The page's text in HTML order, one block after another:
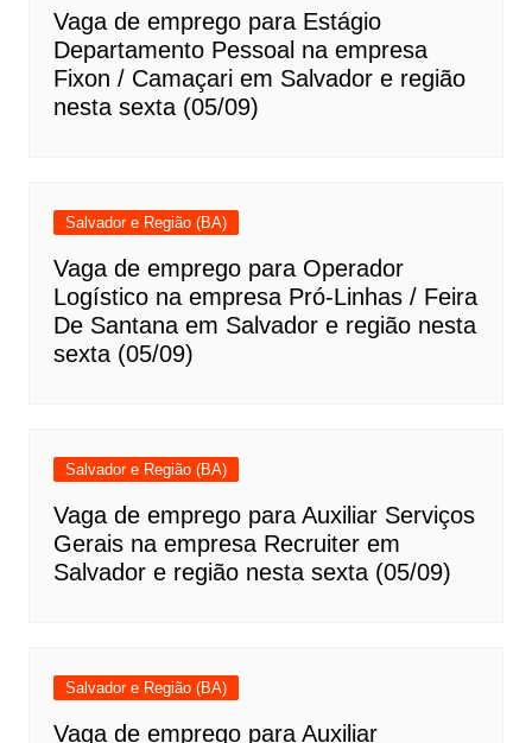
Vaga de emprego para Estágio
Departamento Pessoal na empresa
Fixon / Camaçari em Salvador e região
nesta sexta (05/09)
Salvador e Região (BA)
Vaga de emprego para Operador
Logístico na empresa Pró-Linhas / Feira
De Santana em Salvador e região nesta
sexta (05/09)
Salvador e Região (BA)
Vaga de emprego para Auxiliar Serviços
Gerais na empresa Recruiter em
Salvador e região nesta sexta (05/09)
Salvador e Região (BA)
Vaga de emprego para Auxiliar